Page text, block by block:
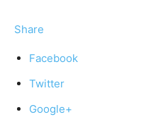
Share
Facebook
Twitter
Google+